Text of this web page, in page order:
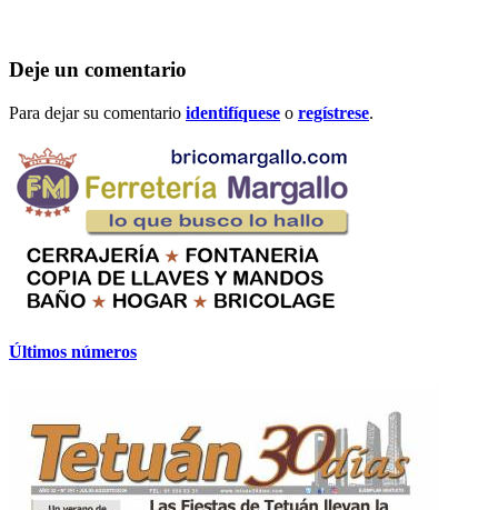
Deje un comentario
Para dejar su comentario identifíquese o regístrese.
Últimos números